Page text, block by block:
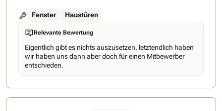
Fenster Haustüren
Relevante Bewertung
Eigentlich gibt es nichts auszusetzen, letztendlich haben
wir haben uns dann aber doch für einen Mitbewerber
entschieden.